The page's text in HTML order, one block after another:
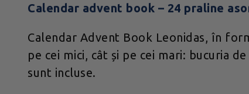
Calendar advent book – 24 praline
Calendar Advent Book Leonidas, în
pe cei mici, cât și pe cei mari: bucuria
sunt incluse.